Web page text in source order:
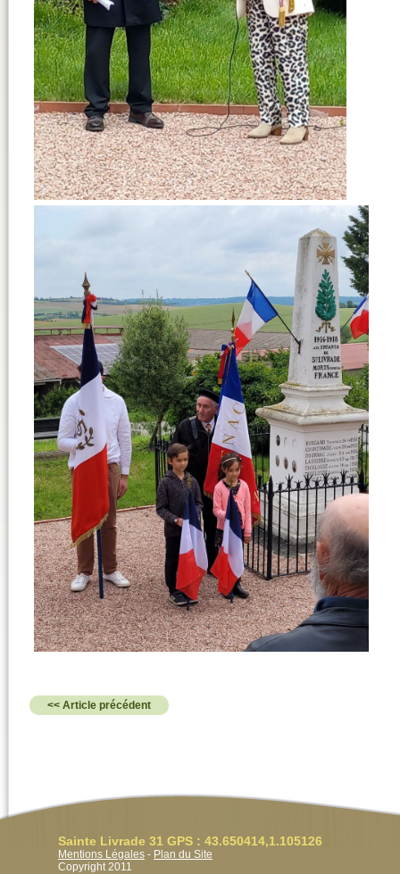
<< Article précédent
Sainte Livrade 31 GPS : 43.650414,1.105126
Mentions Légales - Plan du Site
Copyright 2011